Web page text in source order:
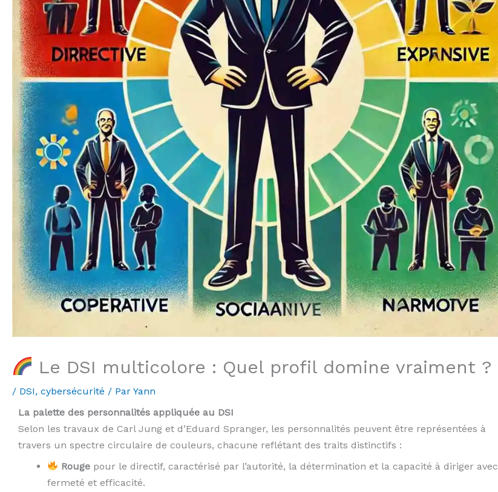
Le DSI multicolore : Quel profil domine vraiment ?
/ DSI, cybersécurité / Par Yann
La palette des personnalités appliquée au DSI
Selon les travaux de Carl Jung et d’Eduard Spranger, les personnalités peuvent être représentées à
travers un spectre circulaire de couleurs, chacune reflétant des traits distinctifs :
Rouge pour le directif, caractérisé par l’autorité, la détermination et la capacité à diriger avec
fermeté et efficacité.